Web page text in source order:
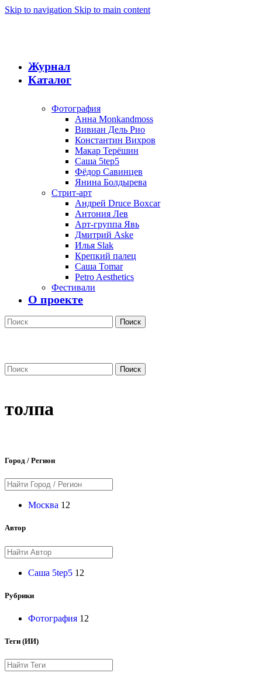
Skip to navigation Skip to main content
Журнал
Каталог
Фотография
Анна Monkandmoss
Вивиан Дель Рио
Константин Вихров
Макар Терёшин
Саша 5tep5
Фёдор Савинцев
Янина Болдырева
Стрит-арт
Андрей Druce Boxcar
Антония Лев
Арт-группа Явь
Дмитрий Aske
Илья Slak
Крепкий палец
Саша Tomar
Petro Aesthetics
Фестивали
О проекте
Поиск
Поиск
толпа
Город / Регион
Москва 12
Автор
Саша 5tep5 12
Рубрики
Фотография 12
Теги (ИИ)